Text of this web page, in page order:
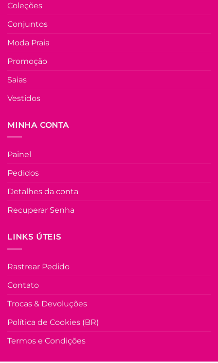
Coleções
Conjuntos
Moda Praia
Promoção
Saias
Vestidos
MINHA CONTA
Painel
Pedidos
Detalhes da conta
Recuperar Senha
LINKS ÚTEIS
Rastrear Pedido
Contato
Trocas & Devoluções
Política de Cookies (BR)
Termos e Condições